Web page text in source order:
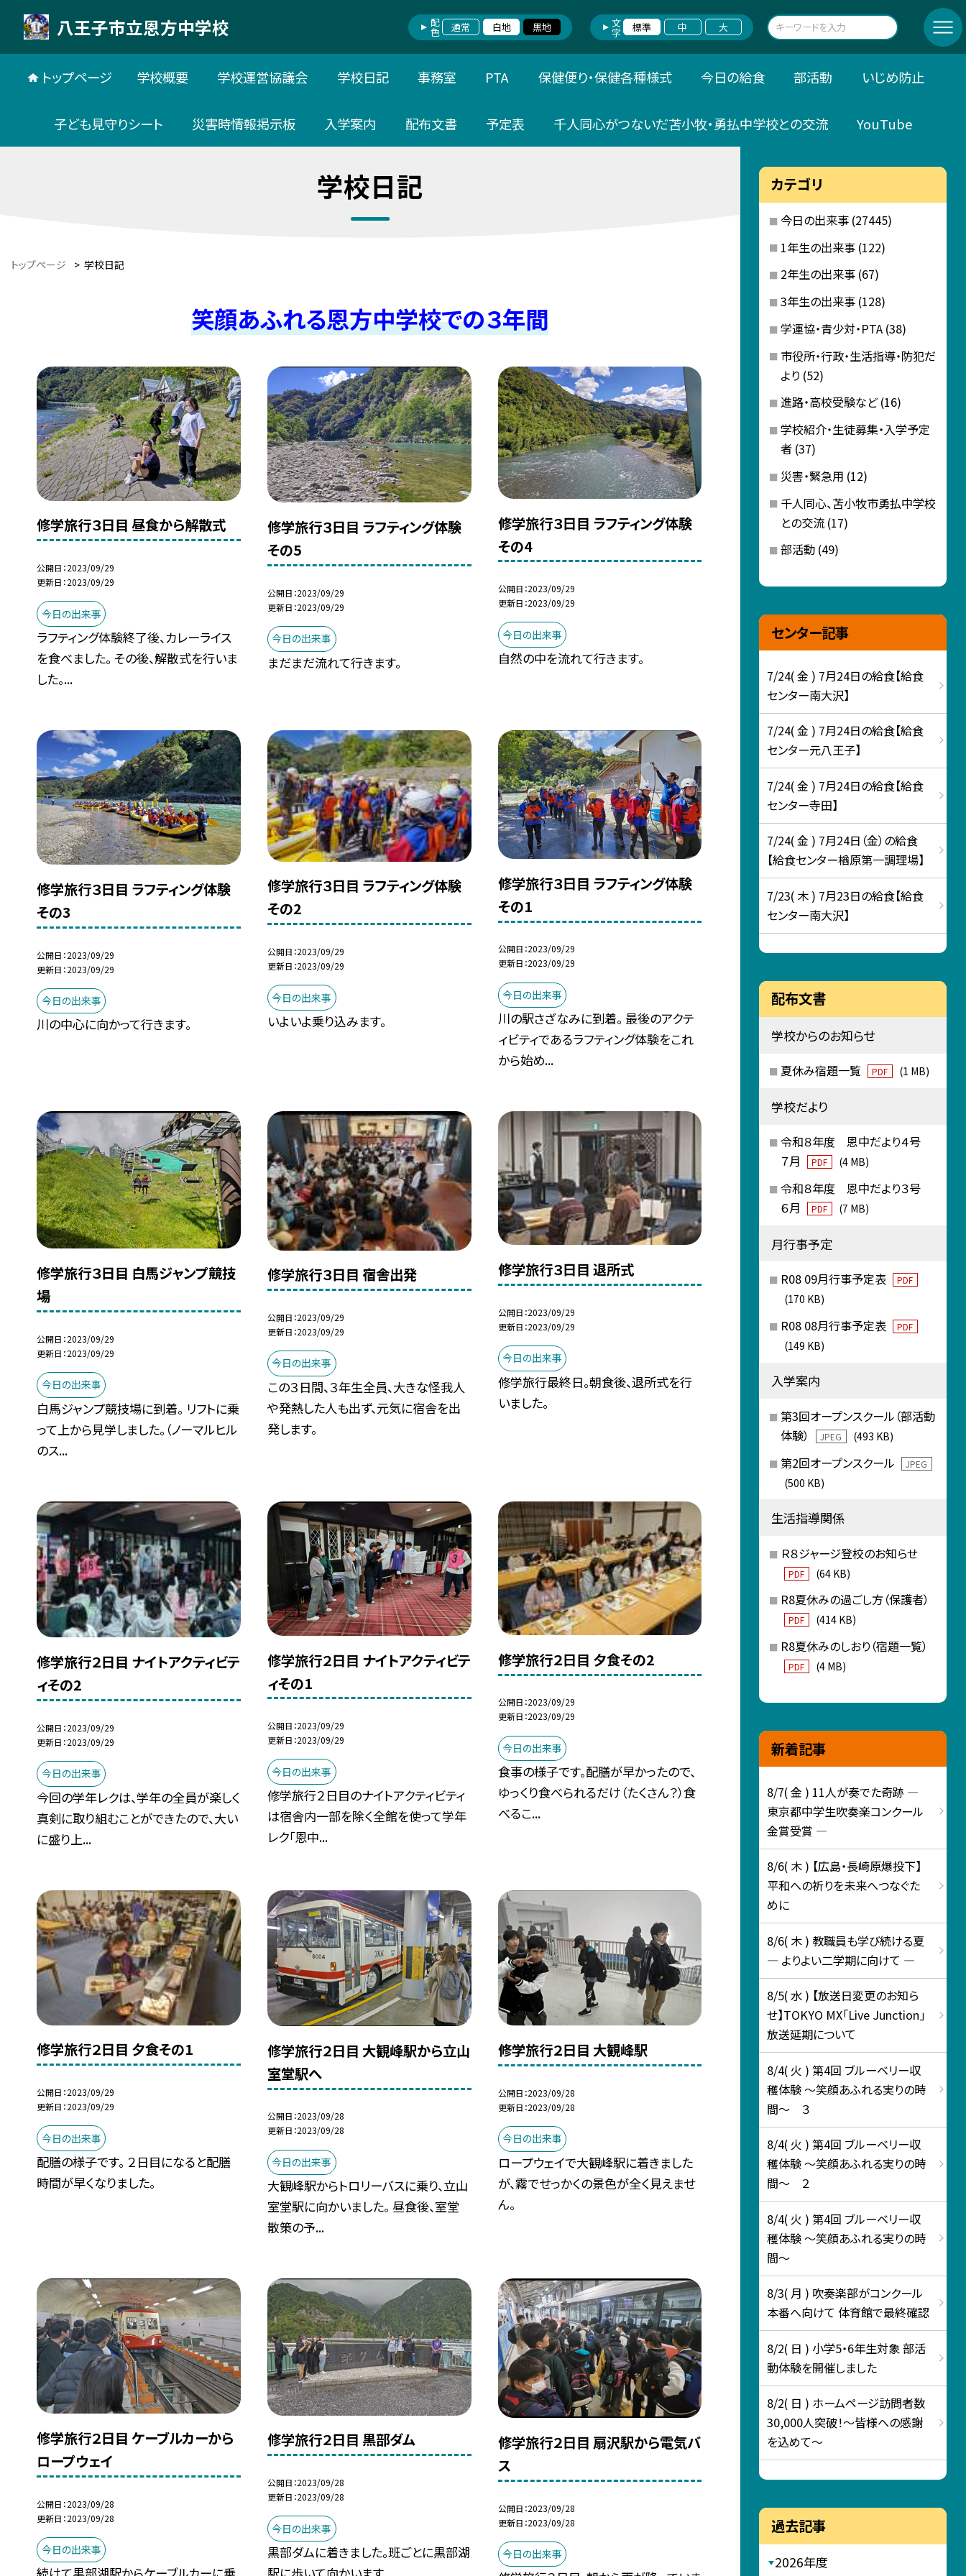
八王子市立恩方中学校 配色 通常 白地 黒地 文字 標準 中 大
トップページ 学校概要 学校運営協議会 学校日記 事務室 PTA 保健便り・保健各種様式 今日の給食 部活動 いじめ防止
子ども見守りシート 災害時情報掲示板 入学案内 配布文書 予定表 千人同心がつないだ苫小牧・勇払中学校との交流 YouTube
学校日記
トップページ > 学校日記
笑顔あふれる恩方中学校での３年間
修学旅行３日目 昼食から解散式
公開日 2023/09/29
更新日 2023/09/29
今日の出来事
ラフティング体験終了後、カレーライス
を食べました。 その後、解散式を行いま
した。...
修学旅行３日目 ラフティング体験
その5
公開日 2023/09/29
更新日 2023/09/29
今日の出来事
まだまだ流れて行きます。
修学旅行３日目 ラフティング体験
その4
公開日 2023/09/29
更新日 2023/09/29
今日の出来事
自然の中を流れて行きます。
修学旅行３日目 ラフティング体験
その3
公開日 2023/09/29
更新日 2023/09/29
今日の出来事
川の中心に向かって行きます。
修学旅行３日目 ラフティング体験
その2
公開日 2023/09/29
更新日 2023/09/29
今日の出来事
いよいよ乗り込みます。
修学旅行３日目 ラフティング体験
その1
公開日 2023/09/29
更新日 2023/09/29
今日の出来事
川の駅さざなみに到着。 最後のアクテ
ィビティであるラフティング体験をこれ
から始め...
修学旅行３日目 白馬ジャンプ競技
場
公開日 2023/09/29
更新日 2023/09/29
今日の出来事
白馬ジャンプ競技場に到着。 リフトに乗
って上から見学しました。（ノーマルヒル
のス...
修学旅行３日目 宿舎出発
公開日 2023/09/29
更新日 2023/09/29
今日の出来事
この３日間、３年生全員、大きな怪我人
や発熱した人も出ず、元気に宿舎を出
発します。
修学旅行３日目 退所式
公開日 2023/09/29
更新日 2023/09/29
今日の出来事
修学旅行最終日。朝食後、退所式を行
いました。
修学旅行２日目 ナイトアクティビテ
ィその2
公開日 2023/09/29
更新日 2023/09/29
今日の出来事
今回の学年レクは、学年の全員が楽しく
真剣に取り組むことができたので、大い
に盛り上...
修学旅行２日目 ナイトアクティビテ
ィその1
公開日 2023/09/29
更新日 2023/09/29
今日の出来事
修学旅行２日目のナイトアクティビティ
は宿舎内一部を除く全館を使って学年
レク「恩中...
修学旅行２日目 夕食その2
公開日 2023/09/29
更新日 2023/09/29
今日の出来事
食事の様子です。配膳が早かったので、
ゆっくり食べられるだけ（たくさん？）食
べるこ...
修学旅行２日目 夕食その1
公開日 2023/09/29
更新日 2023/09/29
今日の出来事
配膳の様子です。 ２日目になると配膳
時間が早くなりました。
修学旅行２日目 大観峰駅から立山
室堂駅へ
公開日 2023/09/28
更新日 2023/09/28
今日の出来事
大観峰駅からトロリーバスに乗り、立山
室堂駅に向かいました。 昼食後、室堂
散策の予...
修学旅行２日目 大観峰駅
公開日 2023/09/28
更新日 2023/09/28
今日の出来事
ロープウェイで大観峰駅に着きました
が、霧でせっかくの景色が全く見えませ
ん。
修学旅行２日目 ケーブルカーから
ロープウェイ
公開日 2023/09/28
更新日 2023/09/28
今日の出来事
修学旅行２日目 黒部ダム
公開日 2023/09/28
更新日 2023/09/28
今日の出来事
黒部ダムに着きました。班ごとに黒部湖
修学旅行２日目 扇沢駅から電気バ
ス
公開日 2023/09/28
更新日 2023/09/28
今日の出来事
カテゴリ
今日の出来事 (27445)
1年生の出来事 (122)
2年生の出来事 (67)
3年生の出来事 (128)
学運協・青少対・PTA (38)
市役所・行政・生活指導・防犯だ
より (52)
進路・高校受験など (16)
学校紹介・生徒募集・入学予定
者 (37)
災害・緊急用 (12)
千人同心、苫小牧市勇払中学校
との交流 (17)
部活動 (49)
センター記事
7/24( 金 ) 7月24日の給食【給食
センター南大沢】
7/24( 金 ) 7月24日の給食【給食
センター元八王子】
7/24( 金 ) 7月24日の給食【給食
センター寺田】
7/24( 金 ) 7月24日（金）の給食
【給食センター楢原第一調理場】
7/23( 木 ) 7月23日の給食【給食
センター南大沢】
配布文書
学校からのお知らせ
夏休み宿題一覧 PDF (1 MB)
学校だより
令和８年度 恩中だより４号
７月
PDF (4 MB)
令和８年度 恩中だより３号
６月
PDF (7 MB)
月行事予定
R08 09月行事予定表 PDF
(170 KB)
R08 08月行事予定表 PDF
(149 KB)
入学案内
第3回オープンスクール（部活動
体験）
JPEG (493 KB)
第2回オープンスクール JPEG
(500 KB)
生活指導関係
Ｒ８ジャージ登校のお知らせ
PDF (64 KB)
R8夏休みの過ごし方（保護者）
PDF (414 KB)
R8夏休みのしおり（宿題一覧）
PDF (4 MB)
新着記事
8/7( 金 ) 11人が奏でた奇跡 ―
東京都中学生吹奏楽コンクール
金賞受賞 ―
8/6( 木 ) 【広島・長崎原爆投下】
平和への祈りを未来へつなぐた
めに
8/6( 木 ) 教職員も学び続ける夏
― よりよい二学期に向けて ―
8/5( 水 ) 【放送日変更のお知ら
せ】TOKYO MX「Live Junction」
放送延期について
8/4( 火 ) 第4回 ブルーベリー収
穫体験 ～笑顔あふれる実りの時
間～ ３
8/4( 火 ) 第4回 ブルーベリー収
穫体験 ～笑顔あふれる実りの時
間～ ２
8/4( 火 ) 第4回 ブルーベリー収
穫体験 ～笑顔あふれる実りの時
間～
8/3( 月 ) 吹奏楽部がコンクール
本番へ向けて 体育館で最終確認
8/2( 日 ) 小学5・6年生対象 部活
動体験を開催しました
8/2( 日 ) ホームページ訪問者数
30,000人突破！～皆様への感謝
を込めて～
過去記事
2026年度